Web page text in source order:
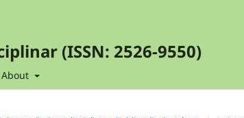
(ISSN: 2526-9550)
About